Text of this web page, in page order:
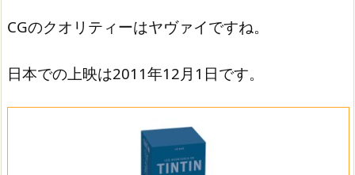
CGのクオリティーはヤヴァイですね。
日本での上映は2011年12月1日です。